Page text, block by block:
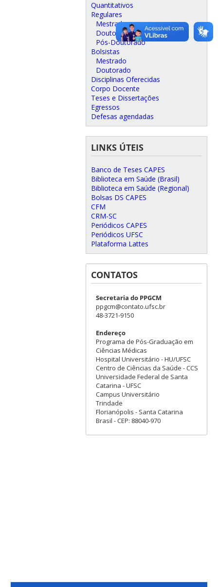
Quantitativos
Regulares
Mestrado
Doutorado
Pós-Doutorado
Bolsistas
Mestrado
Doutorado
Disciplinas Oferecidas
Corpo Docente
Teses e Dissertações
Egressos
Defesas agendadas
LINKS ÚTEIS
Banco de Teses CAPES
Biblioteca em Saúde (Brasil)
Biblioteca em Saúde (Regional)
Bolsas DS CAPES
CFM
CRM-SC
Periódicos CAPES
Periódicos UFSC
Plataforma Lattes
CONTATOS
Secretaria do PPGCM
ppgcm@contato.ufsc.br
48-3721-9150
Endereço
Programa de Pós-Graduação em
Ciências Médicas
Hospital Universitário - HU/UFSC
Centro de Ciências da Saúde - CCS
Universidade Federal de Santa
Catarina - UFSC
Campus Universitário
Trindade
Florianópolis - Santa Catarina
Brasil - CEP: 88040-970